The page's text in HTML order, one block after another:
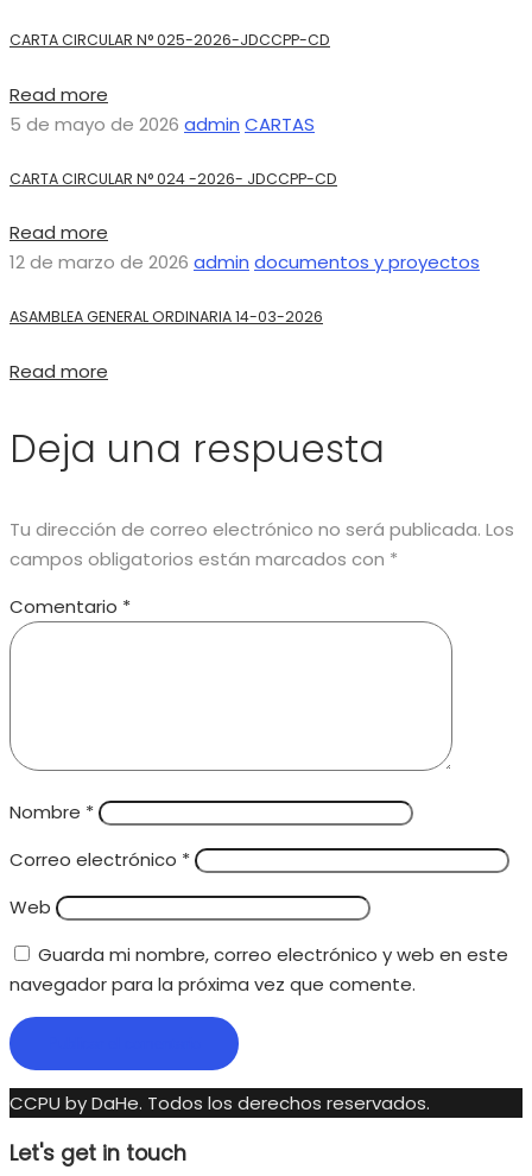
CARTA CIRCULAR N° 025-2026-JDCCPP-CD
Read more
5 de mayo de 2026 admin CARTAS
CARTA CIRCULAR N° 024 -2026- JDCCPP-CD
Read more
12 de marzo de 2026 admin documentos y proyectos
ASAMBLEA GENERAL ORDINARIA 14-03-2026
Read more
Deja una respuesta
Tu dirección de correo electrónico no será publicada. Los
campos obligatorios están marcados con *
Comentario *
Nombre *
Correo electrónico *
Web
Guarda mi nombre, correo electrónico y web en este
navegador para la próxima vez que comente.
CCPU by DaHe. Todos los derechos reservados.
Let's get in touch